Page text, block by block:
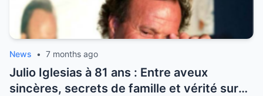
News • 7 months ago
Julio Iglesias à 81 ans : Entre aveux
sincères, secrets de famille et vérité sur